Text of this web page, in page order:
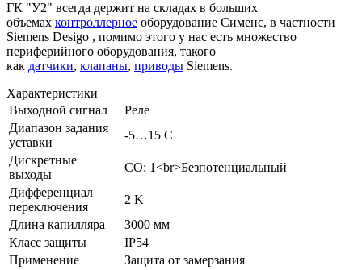
ГК "У2" всегда держит на складах в больших
объемах контроллерное оборудование Сименс, в частности
Siemens Desigo , помимо этого у нас есть множество
периферийного оборудования, такого
как датчики, клапаны, приводы Siemens.
Характеристики
Выходной сигнал
Реле
Диапазон задания
уставки
-5…15 C
Дискретные
выходы
CO: 1<br>Безпотенциальный
Дифференциал
переключения
2 K
Длина капилляра
3000 мм
Класс защиты
IP54
Применение
Защита от замерзания